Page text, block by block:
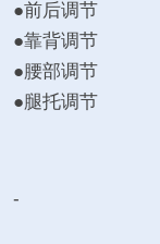
●前后调节
●靠背调节
●腰部调节
●腿托调节
-